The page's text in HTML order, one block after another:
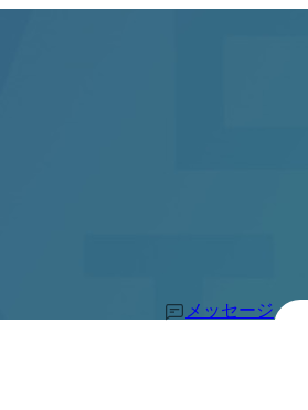
メッセージ